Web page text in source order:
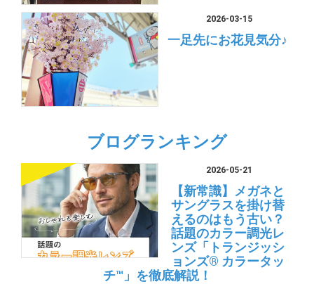
2026-03-15
一足先にお花見気分♪
ブログランキング
2026-05-21
【新常識】メガネと
サングラスを掛け替
えるのはもう古い？
話題のカラー調光レ
ンズ「トランジッシ
ョンズ® カラータッ
チ™」を徹底解説！